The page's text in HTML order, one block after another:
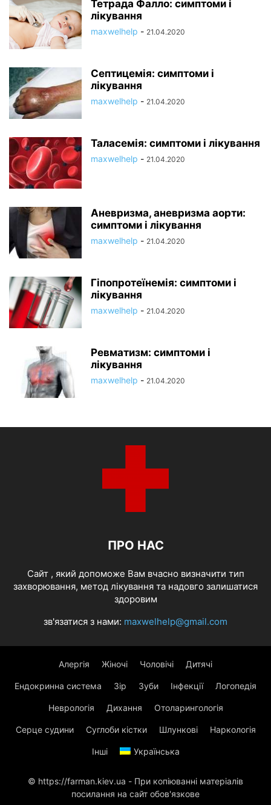
Тетрада Фалло: симптоми і
лікування
maxwelhelp - 21.04.2020
Септицемія: симптоми і
лікування
maxwelhelp - 21.04.2020
Таласемія: симптоми і лікування
maxwelhelp - 21.04.2020
Аневризма, аневризма аорти:
симптоми і лікування
maxwelhelp - 21.04.2020
Гіпопротеїнемія: симптоми і
лікування
maxwelhelp - 21.04.2020
Ревматизм: симптоми і
лікування
maxwelhelp - 21.04.2020
ПРО НАС
Cайт , який допоможе Вам вчасно визначити тип
захворювання, метод лікування та надовго залишатися
здоровим
зв'язатися з нами: maxwelhelp@gmail.com
Алергія Жіночі Чоловічі Дитячі
Ендокринна система Зір Зуби Інфекції Логопедія
Неврологія Дихання Отоларингологія
Серце судини Суглоби кістки Шлункові Наркологія
Інші Українська
© https://farman.kiev.ua - При копіюванні матеріалів
посилання на сайт обов'язкове